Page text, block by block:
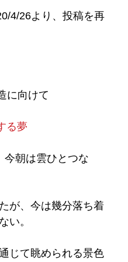
4/26より、投稿を再
に向けて
る夢
今朝は雲ひとつな
が、今は幾分落ち着
い。
じて眺められる景色